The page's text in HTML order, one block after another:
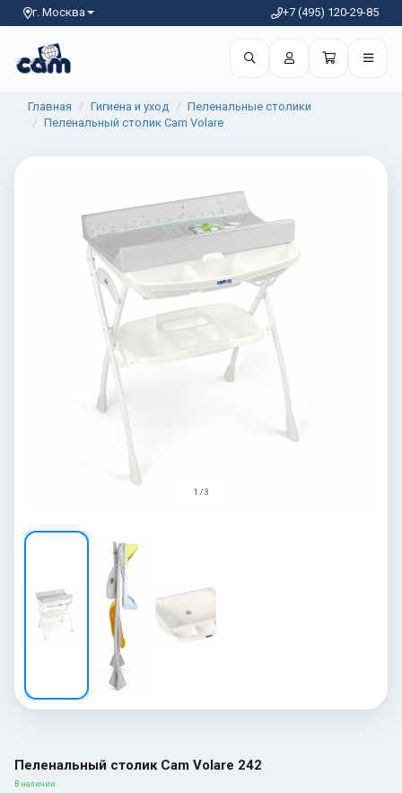
г. Москва +7 (495) 120-29-85
Главная Гигиена и уход
Пеленальные столики
Пеленальный столик Cam Volare
1 / 3
Пеленальный столик Cam Volare 242
В наличии